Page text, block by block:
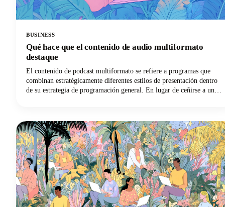
BUSINESS
Qué hace que el contenido de audio multiformato
destaque
El contenido de podcast multiformato se refiere a programas que
combinan estratégicamente diferentes estilos de presentación dentro
de su estrategia de programación general. En lugar de ceñirse a un
interactivos en directo.